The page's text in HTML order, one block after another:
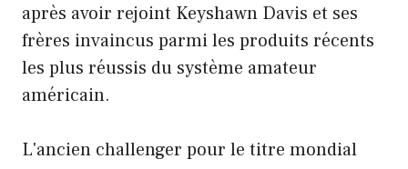
après avoir rejoint Keyshawn Davis et ses
frères invaincus parmi les produits récents
les plus réussis du système amateur
américain.
L'ancien challenger pour le titre mondial